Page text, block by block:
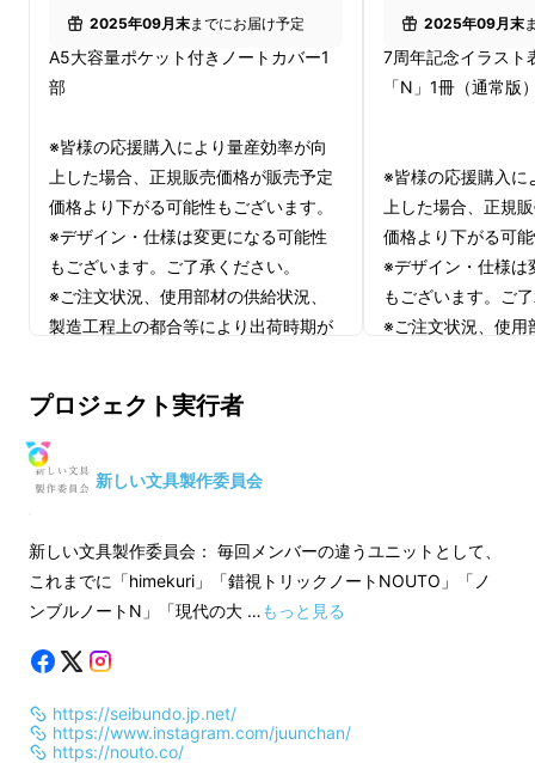
ページ数（ノンブル）
・菁文堂手帳用紙を採用、
・180度水平に開くコデックス装、糸かがり製
本でとにかく丈夫。
・表紙と裏表紙が バイカラーで、「ノートを着
る」楽しさも。
以上のような特長を持つノートです。
2025年09月末までにお届け予定
A5大容量ポケット付きノートカバー1
部
※皆様の応援購入により量産効率が向
上した場合、正規販売価格が販売予定
価格より下がる可能性もございます。
※デザイン・仕様は変更になる可能性
もございます。ご了承ください。
※ご注文状況、使用部材の供給状況、
製造工程上の都合等により出荷時期が
2025年09月末
7周年記念イラスト
「N」1冊（通常版
※皆様の応援購入に
上した場合、正規
価格より下がる可
※デザイン・仕様は
もございます。ご
※ご注文状況、使用
プロジェクト実行者
新しい文具製作委員会
新しい文具製作委員会： 毎回メンバーの違うユニットとして、
これまでに「himekuri」「錯視トリックノートNOUTO」「ノ
ンブルノートN」「現代の大 …もっと見る
https://seibundo.jp.net/
https://www.instagram.com/juunchan/
https://nouto.co/